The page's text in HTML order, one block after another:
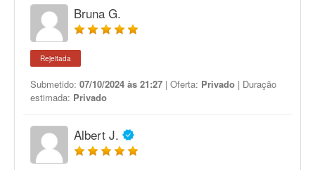
Bruna G.
Rejeitada
Submetido: 07/10/2024 às 21:27 | Oferta: Privado | Duração
estimada: Privado
Albert J.